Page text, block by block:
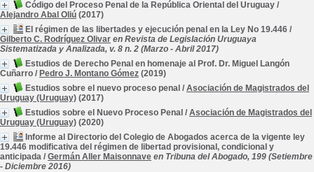
Código del Proceso Penal de la República Oriental del Uruguay /
Alejandro Abal Oliú (2017)
El régimen de las libertades y ejecución penal en la Ley No 19.446 /
Gilberto C. Rodríguez Olivar en Revista de Legislación Uruguaya
Sistematizada y Analizada, v. 8 n. 2 (Marzo - Abril 2017)
Estudios de Derecho Penal en homenaje al Prof. Dr. Miguel Langón
Cuñarro / Pedro J. Montano Gómez (2019)
Estudios sobre el nuevo proceso penal / Asociación de Magistrados del
Uruguay (Uruguay) (2017)
Estudios sobre el Nuevo Proceso Penal / Asociación de Magistrados del
Uruguay (Uruguay) (2020)
Informe al Directorio del Colegio de Abogados acerca de la vigente ley
19.446 modificativa del régimen de libertad provisional, condicional y
anticipada / Germán Aller Maisonnave en Tribuna del Abogado, 199 (Setiembre
- Diciembre 2016)